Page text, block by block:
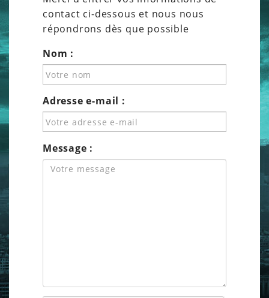
contact ci-dessous et nous nous
répondrons dès que possible
Nom :
Adresse e-mail :
Message :